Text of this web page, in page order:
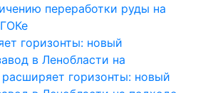
переработки руды на
горизонты: новый
в Ленобласти на
горизонты: новый